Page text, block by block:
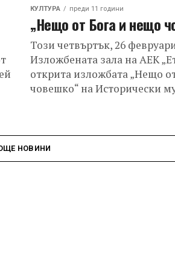
КУЛТУРА преди 11 години
„Нещо от Бога и нещо
Този четвъртък, 26
Изложбената зала на АЕК
открита изложбата „Нещо
човешко“ на Исторически
НОВИНИ